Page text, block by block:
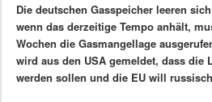
Die deutschen Gasspeicher leeren
wenn das derzeitige Tempo anhält,
Wochen die Gasmangellage
wird aus den USA gemeldet, dass die
werden sollen und die EU will